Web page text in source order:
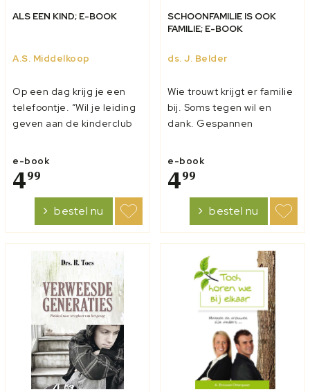
ALS EEN KIND; E-BOOK
A.S. Middelkoop
Op een dag krijg je een
telefoontje. “Wil je leiding
geven aan de kinderclub
hapt even naar adem en
vraagt om bedenktijd.
Natuurlijk, je houdt van
kinderen. Je hebt ook wel
wat ervaring, bijvoorbeeld
met oppassen, of met je
eig...
e-book
499
bestel nu
SCHOONFAMILIE IS OOK
FAMILIE; E-BOOK
ds. J. Belder
Wie trouwt krijgt er familie
bij. Soms tegen wil en
dank. Gespannen
helaas tot in de beste
families voor. Ook onder
christenen is een goede
vanzelfsprekend.
Miscommunicatie,
wantrouwen, angst,
vooringenomenh...
e-book
499
bestel nu